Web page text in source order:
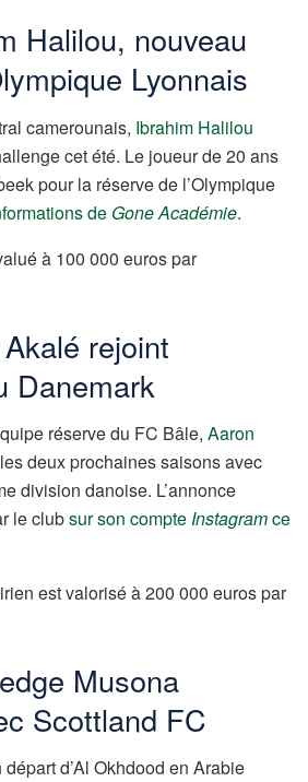
Halilou, nouveau
Lyonnais
camerounais, Ibrahim Halilou
cet été. Le joueur de 20 ans
pour la réserve de l’Olympique
de Gone Académie.
à 100 000 euros par
rejoint
Danemark
réserve du FC Bâle, Aaron
deux prochaines saisons avec
division danoise. L’annonce
le clubsur son compteInstagramce
est valorisé à 200 000 euros par
Musona
Scottland FC
d’Al Okhdood en Arabie